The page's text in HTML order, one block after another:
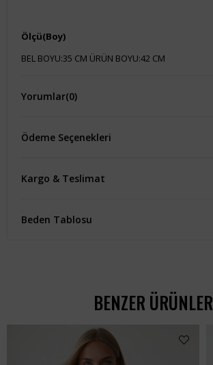
Ölçü(Boy)
BEL BOYU:35 CM ÜRÜN BOYU:42 CM
Yorumlar(0)
Ödeme Seçenekleri
Kargo & Teslimat
Beden Tablosu
BENZER ÜRÜNLER